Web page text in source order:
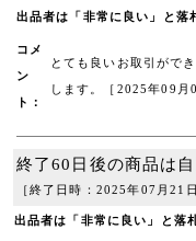
出品者は「非常に良い」と落
コメ
ン
ト：
とても良いお取引がで
します。［2025年09月
終了60日後の商品は
［終了日時：2025年07月21
出品者は「非常に良い」と落